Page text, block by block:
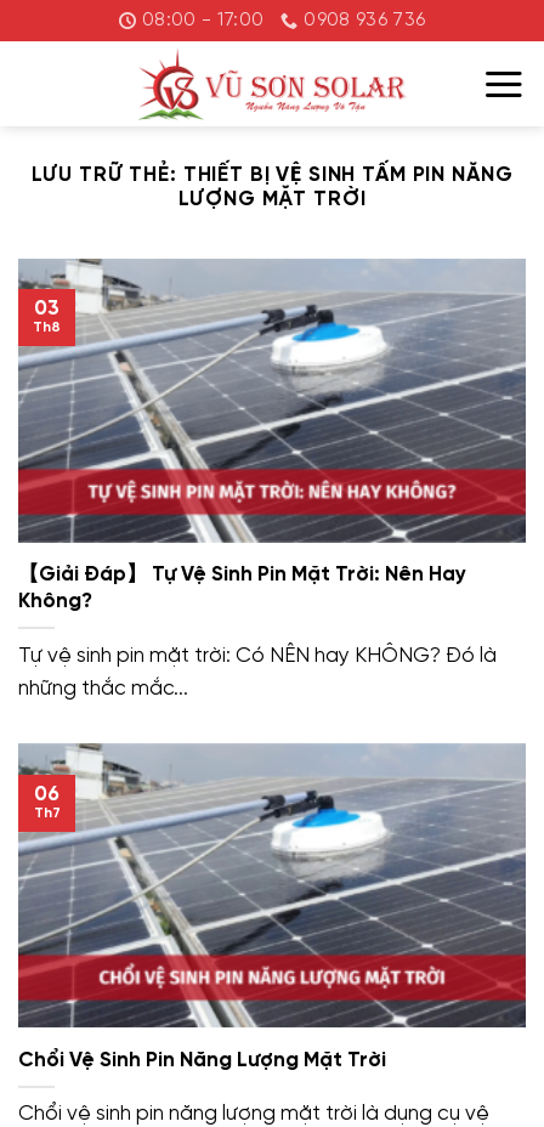
đến
08:00 - 17:00 0908 936 736
LƯU TRỮ THẺ: THIẾT BỊ VỆ SINH TẤM PIN NĂNG
LƯỢNG MẶT TRỜI
【Giải Đáp】 Tự Vệ Sinh Pin Mặt Trời: Nên Hay
Không?
Tự vệ sinh pin mặt trời: Có NÊN hay KHÔNG? Đó là
những thắc mắc...
03
Th8
Chổi Vệ Sinh Pin Năng Lượng Mặt Trời
Chổi vệ sinh pin năng lượng mặt trời là dụng cụ vệ
06
Th7